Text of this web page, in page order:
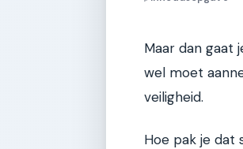
Maar dan gaat
wel moet
veiligheid.
Hoe pak je dat